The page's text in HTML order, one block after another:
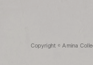
Copyright © Amina